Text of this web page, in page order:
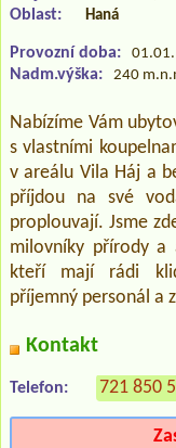
Oblast: Haná
Provozní doba:
Nadm.výška: 240
Nabízíme Vám
s vlastními
v areálu Vila Háj a
příjdou na své
proplouvají. Jsme
milovníky přírody a
kteří mají rádi
příjemný personál a
Kontakt
Telefon: 721 850